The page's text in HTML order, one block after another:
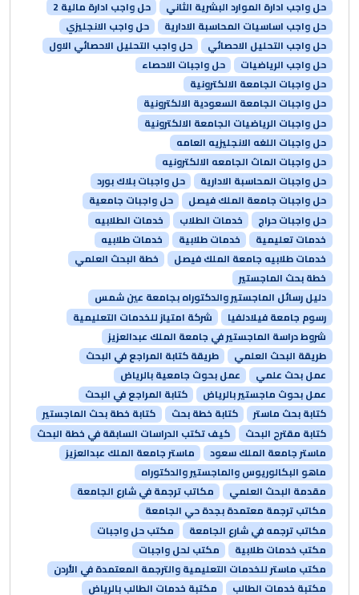
حل واجب ادارة الموارد البشرية الثاني
حل واجب ادارة مالية 2
حل واجب اساسيات المحاسبة الادارية
حل واجب الانجليزي
حل واجب التحليل الاحصائي
حل واجب التحليل الاحصائي الاول
حل واجب الرياضيات
حل واجبات الاحصاء
حل واجبات الجامعة الالكترونية
حل واجبات الجامعة السعودية الالكترونية
حل واجبات الرياضيات الجامعة الالكترونية
حل واجبات اللغه الانجليزيه العامه
حل واجبات الماث الجامعه الالكترونيه
حل واجبات المحاسبة الادارية
حل واجبات بلاك بورد
حل واجبات جامعة الملك فيصل
حل واجبات جامعية
حل واجبات حراج
خدمات الطلاب
خدمات الطلابيه
خدمات تعليمية
خدمات طلابية
خدمات طلابيه
خدمات طلابيه جامعة الملك فيصل
خطة البحث العلمي
خطة بحث الماجستير
دليل رسائل الماجستير والدكتوراه بجامعة عين شمس
رسوم جامعة فيلادلفيا
شركة امتياز للخدمات التعليمية
شروط دراسة الماجستير في جامعة الملك عبدالعزيز
طريقة البحث العلمي
طريقة كتابة المراجع في البحث
عمل بحث علمي
عمل بحوث جامعية بالرياض
عمل بحوث ماجستير بالرياض
كتابة المراجع في البحث
كتابة بحث ماستر
كتابة خطة بحث
كتابة خطة بحث الماجستير
كتابة مقترح البحث
كيف تكتب الدراسات السابقة في خطة البحث
ماستر جامعة الملك سعود
ماستر جامعة الملك عبدالعزيز
ماهو البكالوريوس والماجستير والدكتوراه
مقدمة البحث العلمي
مكاتب ترجمة في شارع الجامعة
مكاتب ترجمة معتمدة بجدة حي الجامعة
مكاتب ترجمه في شارع الجامعة
مكتب حل واجبات
مكتب خدمات طلابية
مكتب لحل واجبات
مكتب ماستر للخدمات التعليمية والترجمة المعتمدة في الأردن
مكتبة خدمات الطالب
مكتبة خدمات الطالب بالرياض